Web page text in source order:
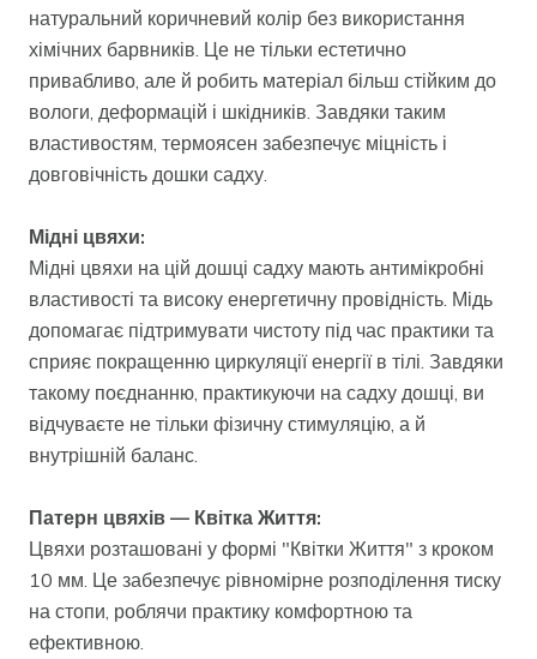
натуральний коричневий колір без використання
хімічних барвників. Це не тільки естетично
привабливо, але й робить матеріал більш стійким до
вологи, деформацій і шкідників. Завдяки таким
властивостям, термоясен забезпечує міцність і
довговічність дошки садху.
Мідні цвяхи:
Мідні цвяхи на цій дошці садху мають антимікробні
властивості та високу енергетичну провідність. Мідь
допомагає підтримувати чистоту під час практики та
сприяє покращенню циркуляції енергії в тілі. Завдяки
такому поєднанню, практикуючи на садху дошці, ви
відчуваєте не тільки фізичну стимуляцію, а й
внутрішній баланс.
Патерн цвяхів — Квітка Життя:
Цвяхи розташовані у формі "Квітки Життя" з кроком
10 мм. Це забезпечує рівномірне розподілення тиску
на стопи, роблячи практику комфортною та
ефективною.